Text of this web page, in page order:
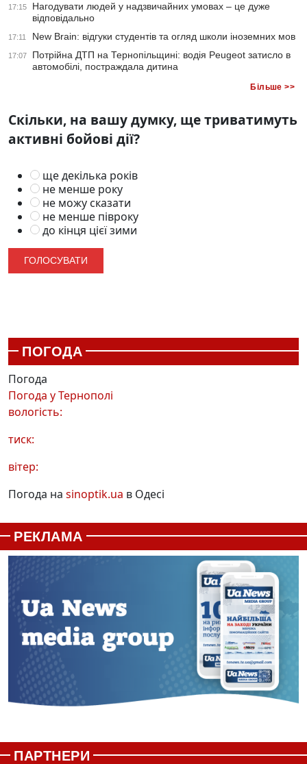
17:15
Нагодувати людей у надзвичайних умовах – це дуже
відповідально
17:11 New Brain: відгуки студентів та огляд школи іноземних мов
17:07
Потрійна ДТП на Тернопільщині: водія Peugeot затисло в
автомобілі, постраждала дитина
Більше >>
Скільки, на вашу думку, ще триватимуть
активні бойові дії?
ще декілька років
не менше року
не можу сказати
не менше півроку
до кінця цієї зими
ПОГОДА
Погода
Погода уТернополі
вологість:
тиск:
вітер:
Погода на sinoptik.ua в Одесі
РЕКЛАМА
ПАРТНЕРИ